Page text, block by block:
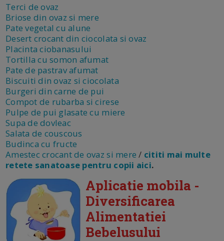
Terci de ovaz
Briose din ovaz si mere
Pate vegetal cu alune
Desert crocant din ciocolata si ovaz
Placinta ciobanasului
Tortilla cu somon afumat
Pate de pastrav afumat
Biscuiti din ovaz si ciocolata
Burgeri din carne de pui
Compot de rubarba si cirese
Pulpe de pui glasate cu miere
Supa de dovleac
Salata de couscous
Budinca cu fructe
Amestec crocant de ovaz si mere / cititi mai multe
retete sanatoase pentru copii aici.
Aplicatie mobila -
Diversificarea
Alimentatiei
Bebelusului